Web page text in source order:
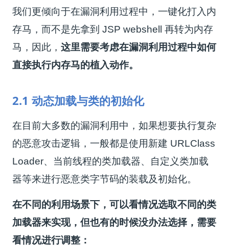
我们更倾向于在漏洞利用过程中，一键化打入内
存马，而不是先拿到 JSP webshell 再转为内存
马， 因此，这里需要考虑在漏洞利用过程中如何
直接执行内存马的植入动作。
2.1 动态加载与类的初始化
在目前大多数的漏洞利用中，如果想要执行复杂
的恶意攻击逻辑，一般都是使用新建 URLClass
Loader、当前线程的类加载器、自定义类加载
器等来进行恶意类字节码的装载及初始化。
在不同的利用场景下，可以看情况选取不同的类
加载器来实现，但也有的时候没办法选择，需要
看情况进行调整：